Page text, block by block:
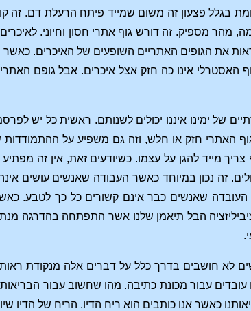
בגלל פצעון זה משום שמייד פיתח הרעלת דם. זה
מהר מספיק. זה דורש גוף אתרי חסון וחיוני.
את הגופים האתריים השופעים של האיכרים. כאשר
האסטרלי אינו כה חזק אצל איכרים. אבל גופם
של ימינו איננו יכולים לשנותם. ראשית כל יש
האתרי חזק או חלש, וזה גם משפיע על ההתמודדות
מייד להגן על עצמו. כשיודעים זאת, אין זה
זה נכון במיוחד כאשר העבודה שאנשים עושים
העובדה שאנשים כבר אינם קשורים כל כך לטבע.
הבל תיאמן שלנו אשר התפתחה בהדרגה
לא חושבים בדרך כלל על דברים אלה מנקודת
עבור מכונת כתיבה. מהו שחשוב עבור
כאשר אנו כותבים הוא ריח הדיו. הריח של הדיו